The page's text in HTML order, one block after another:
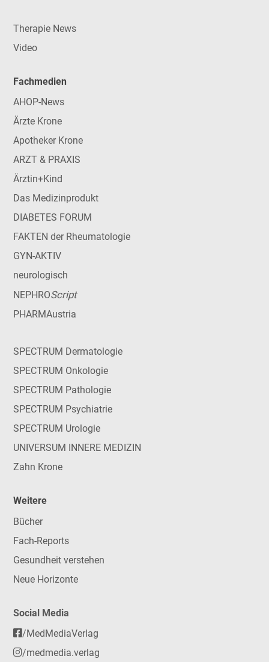
Therapie News
Video
Fachmedien
AHOP-News
Ärzte Krone
Apotheker Krone
ARZT & PRAXIS
Ärztin+Kind
Das Medizinprodukt
DIABETES FORUM
FAKTEN der Rheumatologie
GYN-AKTIV
neurologisch
NEPHROScript
PHARMAustria
SPECTRUM Dermatologie
SPECTRUM Onkologie
SPECTRUM Pathologie
SPECTRUM Psychiatrie
SPECTRUM Urologie
UNIVERSUM INNERE MEDIZIN
Zahn Krone
Weitere
Bücher
Fach-Reports
Gesundheit verstehen
Neue Horizonte
Social Media
/MedMediaVerlag
/medmedia.verlag